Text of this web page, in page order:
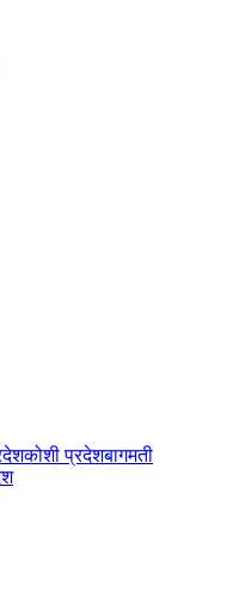
कोशी प्रदेशबागमती